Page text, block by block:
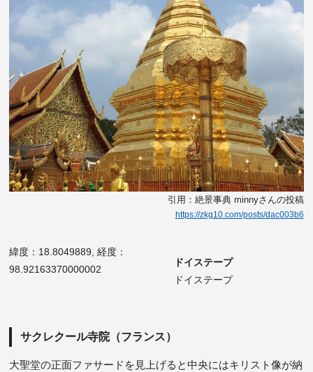
引用：絶景事典 minnyさんの投稿
https://zkg10.com/posts/dac003b6
緯度：18.8049889, 経度：
98.92163370000002
ドイステープ
ドイステープ
サクレクール寺院（フランス）
大聖堂の正面ファサードを見上げると中央にはキリスト像が納